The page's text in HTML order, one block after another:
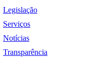
Legislação
Serviços
Notícias
Transparência